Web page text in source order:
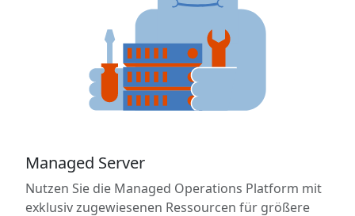
Managed Server
Nutzen Sie die Managed Operations Platform mit
exklusiv zugewiesenen Ressourcen für größere